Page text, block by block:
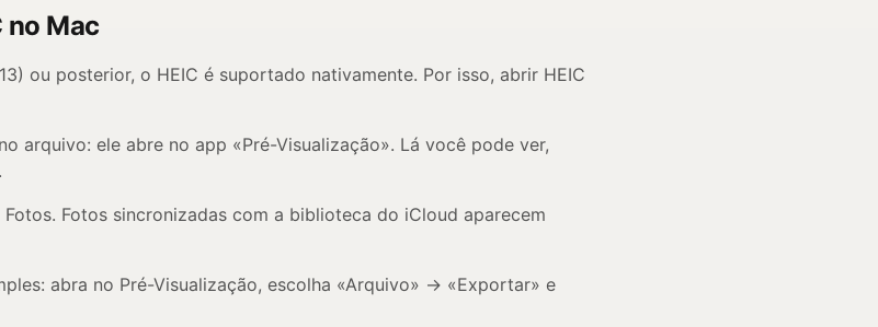
no Mac
ou posterior, o HEIC é suportado nativamente. Por isso, abrir HEIC
arquivo: ele abre no app «Pré-Visualização». Lá você pode ver,
Fotos sincronizadas com a biblioteca do iCloud aparecem
abra no Pré-Visualização, escolha «Arquivo» → «Exportar» e